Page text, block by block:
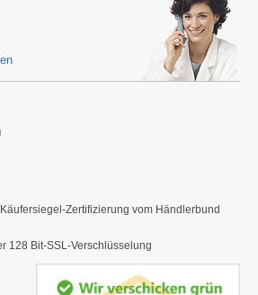
Zertifizierung vom Händlerbund
128 Bit-SSL-Verschlüsselung